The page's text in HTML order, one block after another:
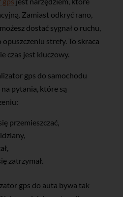
Zamiast odkryć rano,
dostać sygnał o ruchu,
strefy. To skraca
czas jest kluczowy.
gps do samochodu
pytania, które są
przemieszczać,
zatrzymał.
gps do auta bywa tak